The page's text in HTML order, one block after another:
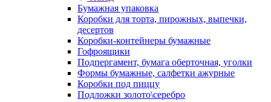
Бумажная упаковка
Коробки для торта, пирожных, выпечки,
десертов
Коробки-контейнеры бумажные
Гофроящики
Подпергамент, бумага оберточная, уголки
Формы бумажные, салфетки ажурные
Коробки под пиццу
Подложки золото\серебро